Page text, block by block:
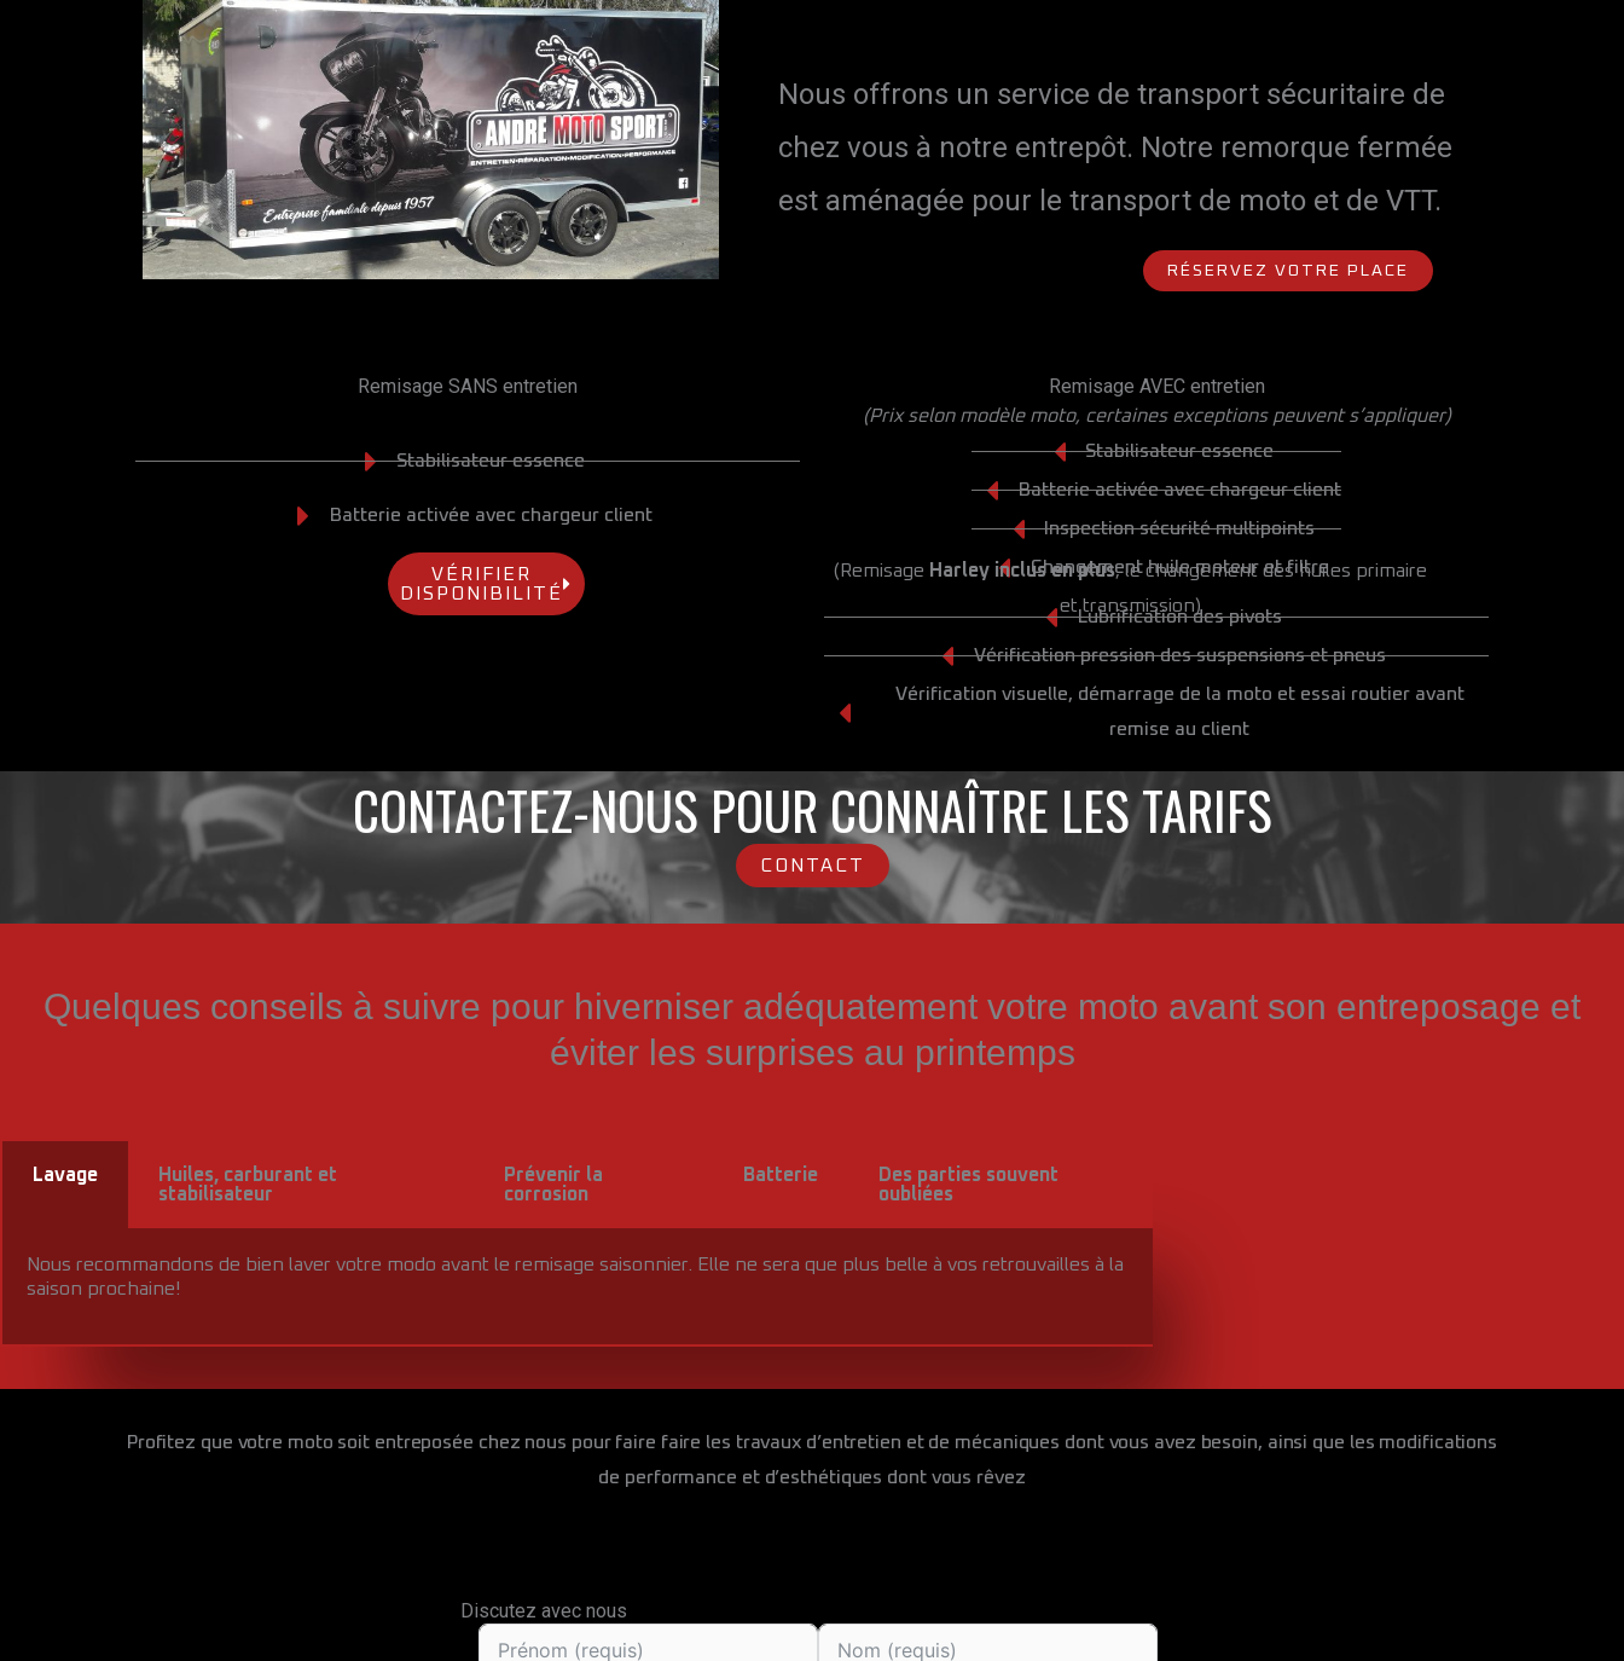
Nous offrons un service de transport sécuritaire de
chez vous à notre entrepôt. Notre remorque fermée
est aménagée pour le transport de moto et de VTT.
RÉSERVEZ VOTRE PLACE
Remisage SANS entretien
Stabilisateur essence
Batterie activée avec chargeur client
VÉRIFIER
DISPONIBILITÉ
Remisage AVEC entretien
(Prix selon modèle moto, certaines exceptions peuvent s’appliquer)
Stabilisateur essence
Batterie activée avec chargeur client
Inspection sécurité multipoints
Changement huile moteur et filtre
(Remisage Harley inclus en plus, le changement des huiles primaire
et transmission)
Lubrification des pivots
Vérification pression des suspensions et pneus
Vérification visuelle, démarrage de la moto et essai routier avant
remise au client
CONTACTEZ-NOUS POUR CONNAÎTRE LES TARIFS
CONTACT
Quelques conseils à suivre pour hiverniser adéquatement votre moto avant son entreposage et
éviter les surprises au printemps
Lavage
Huiles, carburant et
stabilisateur
Prévenir la
corrosion
Batterie
Des parties souvent
oubliées
Nous recommandons de bien laver votre modo avant le remisage saisonnier. Elle ne sera que plus belle à vos retrouvailles à la
saison prochaine!
Profitez que votre moto soit entreposée chez nous pour faire faire les travaux d’entretien et de mécaniques dont vous avez besoin, ainsi que les modifications
de performance et d’esthétiques dont vous rêvez
Discutez avec nous